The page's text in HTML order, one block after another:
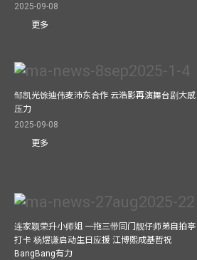
2025-09-08
更多
邹凯光馀迪伟麦沛东合作 云浩影再演舞台剧大感
压力
2025-09-08
更多
连家颖荣升小师姐 一拖三带同门靓仔师弟自拍亭
打卡 杨煜谦启动生日应援 江博熙成基哲祝
BangBang有力